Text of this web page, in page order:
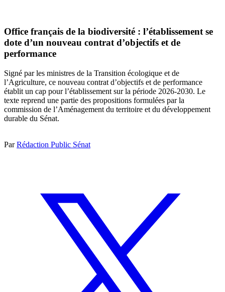
Office français de la biodiversité : l’établissement se
dote d’un nouveau contrat d’objectifs et de
performance
Signé par les ministres de la Transition écologique et de
l’Agriculture, ce nouveau contrat d’objectifs et de performance
établit un cap pour l’établissement sur la période 2026-2030. Le
texte reprend une partie des propositions formulées par la
commission de l’Aménagement du territoire et du développement
durable du Sénat.
ParRédaction Public Sénat